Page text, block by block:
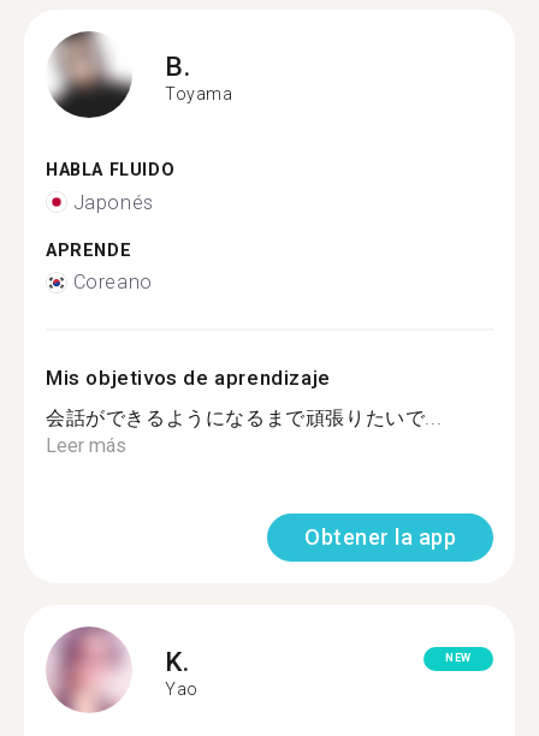
B.
Toyama
HABLA FLUIDO
Japonés
APRENDE
Coreano
Mis objetivos de aprendizaje
会話ができるようになるまで頑張りたいで...
Leer más
Obtener la app
K.
Yao
NEW